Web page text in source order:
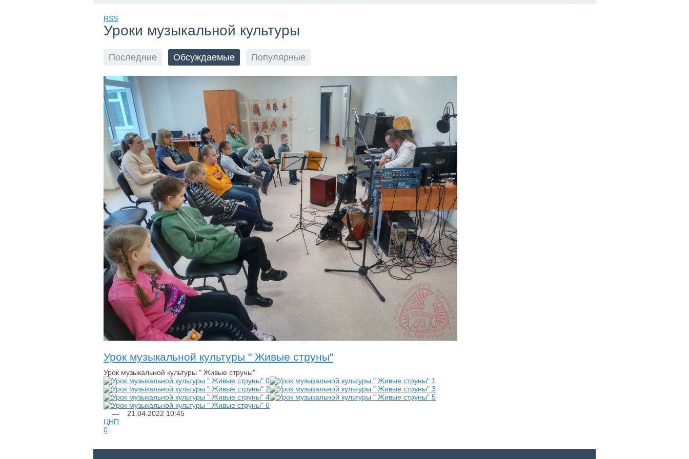
RSS
Уроки музыкальной культуры
Последние Обсуждаемые Популярные
Урок музыкальной культуры " Живые струны"
Урок музыкальной культуры " Живые струны"
— 21.04.2022 10:45
ЦНП
0